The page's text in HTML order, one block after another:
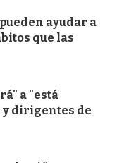
ayudar a
que las
a "está
dirigentes de